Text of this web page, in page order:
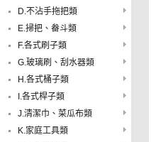
D.不沾手拖把類
E.掃把、畚斗類
F.各式刷子類
G.玻璃刷、刮水器類
H.各式桶子類
I.各式桿子類
J.清潔巾、菜瓜布類
K.家庭工具類